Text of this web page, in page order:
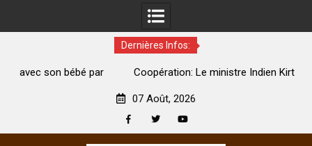
Dernières Infos:
Coopération: Le ministre Indien Kirti Vardhan Singh à
07 Août, 2026